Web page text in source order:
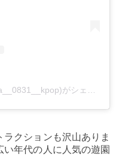
まなてぃーとか呼ばれて、、(@ma__0831__kpop)がシェアした投稿
クションも沢山ありま
年代の人に人気の遊園